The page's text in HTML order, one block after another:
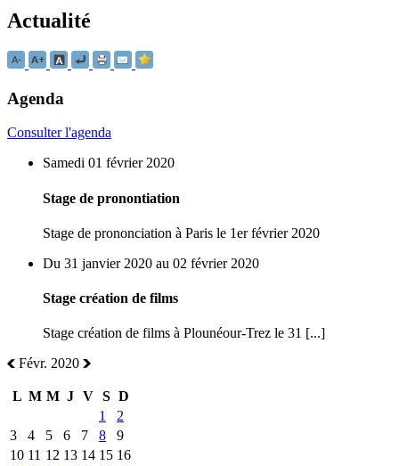
Actualité
Agenda
Consulter l'agenda
Samedi 01 février 2020
Stage de pronontiation
Stage de prononciation à Paris le 1er février 2020
Du 31 janvier 2020 au 02 février 2020
Stage création de films
Stage création de films à Plounéour-Trez le 31 [...]
Févr. 2020
L M M J V S D
1
2
3
4 5 6 7 8
9
10 11 12 13 14 15 16